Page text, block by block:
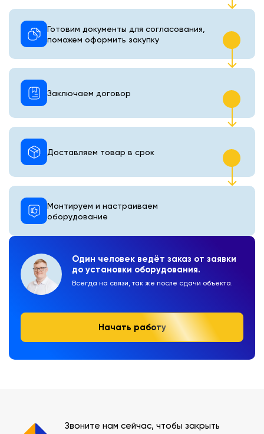
Один человек ведёт заказ от заявки
до установки оборудования.
Всегда на связи, так же после сдачи объекта.
Начать работу
Готовим документы для согласования,
поможем оформить закупку
Монтируем и настраиваем
оборудование
Доставляем товар в срок
Заключаем договор
Звоните нам сейчас, чтобы закрыть